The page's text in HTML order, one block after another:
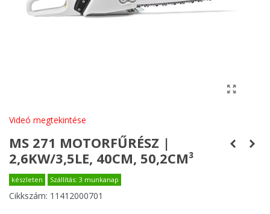
Videó megtekintése
MS 271 MOTORFŰRÉSZ |
2,6KW/3,5LE, 40CM, 50,2CM³
készleten Szállítás: 3 munkanap
Cikkszám: 11412000701